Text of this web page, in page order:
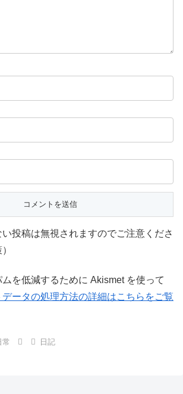
投稿は無視されますのでご注意くださ
を低減するために Akismet を使って
データの処理方法の詳細はこちらをご覧
常 日記